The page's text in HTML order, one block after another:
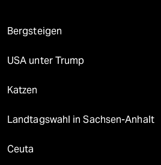
Bergsteigen
USA unter Trump
Katzen
Landtagswahl in Sachsen-Anhalt
Ceuta